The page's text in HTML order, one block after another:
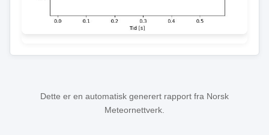
Dette er en automatisk generert rapport fra Norsk
Meteornettverk.